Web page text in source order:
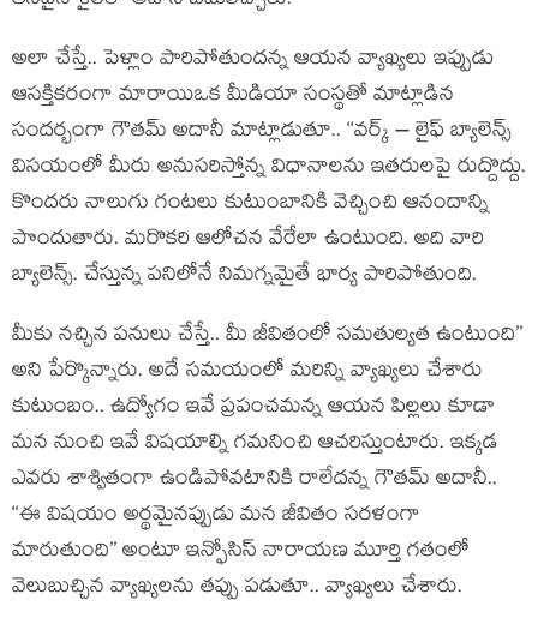
అలా చేస్తే.. పెళ్లాం పారిపోతుందన్న ఆయన వ్యాఖ్యలు ఇప్పుడు
ఆసక్తికరంగా మారాయిఒక మీడియా సంస్థతో మాట్లాడిన
సందర్భంగా గౌతమ్ అదానీ మాట్లాడుతూ.. ‘‘వర్క్ – లైఫ్ బ్యాలెన్స్
విసయంలో మీరు అనుసరిస్తోన్న విధానాలను ఇతరులపై రుద్దొద్దు.
కొందరు నాలుగు గంటలు కుటుంబానికి వెచ్చించి ఆనందాన్ని
పొందుతారు. మరొకరి ఆలోచన వేరేలా ఉంటుంది. అది వారి
బ్యాలెన్స్. చేస్తున్న పనిలోనే నిమగ్నమైతే భార్య పారిపోతుంది.
మీకు నచ్చిన పనులు చేస్తే.. మీ జీవితంలో సమతుల్యత ఉంటుంది’’
అని పేర్కొన్నారు. అదే సమయంలో మరిన్ని వ్యాఖ్యలు చేశారు
కుటుంబం.. ఉద్యోగం ఇవే ప్రపంచమన్న ఆయన పిల్లలు కూడా
మన నుంచి ఇవే విషయాల్ని గమనించి ఆచరిస్తుంటారు. ఇక్కడ
ఎవరు శాశ్వితంగా ఉండిపోవటానికి రాలేదన్న గౌతమ్ అదానీ..
‘‘ఈ విషయం అర్థమైనప్పుడు మన జీవితం సరళంగా
మారుతుంది’’ అంటూ ఇన్ఫోసిస్ నారాయణ మూర్తి గతంలో
వెలుబుచ్చిన వ్యాఖ్యలను తప్పు పడుతూ.. వ్యాఖ్యలు చేశారు.